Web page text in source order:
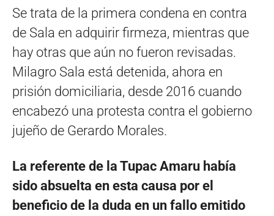
Se trata de la primera condena en contra
de Sala en adquirir firmeza, mientras que
hay otras que aún no fueron revisadas.
Milagro Sala está detenida, ahora en
prisión domiciliaria, desde 2016 cuando
encabezó una protesta contra el gobierno
jujeño de Gerardo Morales.
La referente de la Tupac Amaru había
sido absuelta en esta causa por el
beneficio de la duda en un fallo emitido